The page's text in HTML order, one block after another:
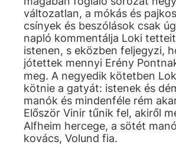
változatlan, a mókás és
csínyek és beszólások csak
napló kommentálja Loki
istenen, s eközben feljegyzi,
jótettek mennyi Erény
meg. A negyedik kötetben
kötnie a gatyát: istenek és
manók és mindenféle rém
Először Vinir tűnik fel, akiről
Alfheim hercege, a sötét
kovács, Volund fia.